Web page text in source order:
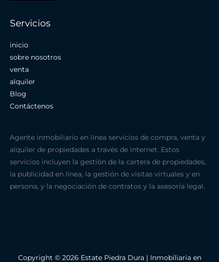
Servicios
inicio
sobre nosotros
venta
alquiler
Blog
Contáctenos
Agente inmobiliario en línea servicios de compra, venta y
alquiler de propiedades a través de internet. Estos
servicios incluyen la gestión de la cartera de propiedades,
la publicidad en línea, la gestión de visitas virtuales y en
persona, y la negociación de contratos y la asesoría legal.
Copyright © 2026 Estate Piedra Dura | Inmobiliaria en